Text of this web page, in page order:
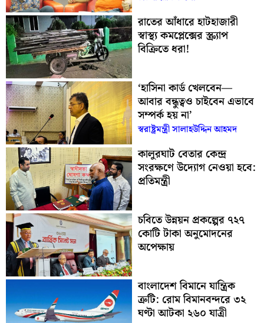
রাতের আঁধারে হাটহাজারী
স্বাস্থ্য কমপ্লেক্সের স্ক্র্যাপ
বিক্রিতে ধরা!
‘হাসিনা কার্ড খেলবেন—
আবার বন্ধুত্বও চাইবেন এভাবে
সম্পর্ক হয় না’
স্বরাষ্ট্রমন্ত্রী সালাহউদ্দিন আহমদ
কালুরঘাট বেতার কেন্দ্র
সংরক্ষণে উদ্যোগ নেওয়া হবে:
প্রতিমন্ত্রী
চবিতে উন্নয়ন প্রকল্পের ৭২৭
কোটি টাকা অনুমোদনের
অপেক্ষায়
বাংলাদেশ বিমানে যান্ত্রিক
ত্রুটি: রোম বিমানবন্দরে ৩২
ঘণ্টা আটকা ২৬০ যাত্রী